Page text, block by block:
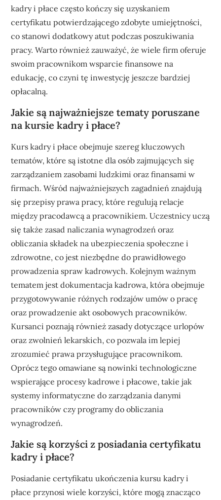
kadry i płace często kończy się uzyskaniem
certyfikatu potwierdzającego zdobyte umiejętności,
co stanowi dodatkowy atut podczas poszukiwania
pracy. Warto również zauważyć, że wiele firm oferuje
swoim pracownikom wsparcie finansowe na
edukację, co czyni tę inwestycję jeszcze bardziej
opłacalną.
Jakie są najważniejsze tematy poruszane
na kursie kadry i płace?
Kurs kadry i płace obejmuje szereg kluczowych
tematów, które są istotne dla osób zajmujących się
zarządzaniem zasobami ludzkimi oraz finansami w
firmach. Wśród najważniejszych zagadnień znajdują
się przepisy prawa pracy, które regulują relacje
między pracodawcą a pracownikiem. Uczestnicy uczą
się także zasad naliczania wynagrodzeń oraz
obliczania składek na ubezpieczenia społeczne i
zdrowotne, co jest niezbędne do prawidłowego
prowadzenia spraw kadrowych. Kolejnym ważnym
tematem jest dokumentacja kadrowa, która obejmuje
przygotowywanie różnych rodzajów umów o pracę
oraz prowadzenie akt osobowych pracowników.
Kursanci poznają również zasady dotyczące urlopów
oraz zwolnień lekarskich, co pozwala im lepiej
zrozumieć prawa przysługujące pracownikom.
Oprócz tego omawiane są nowinki technologiczne
wspierające procesy kadrowe i płacowe, takie jak
systemy informatyczne do zarządzania danymi
pracowników czy programy do obliczania
wynagrodzeń.
Jakie są korzyści z posiadania certyfikatu
kadry i płace?
Posiadanie certyfikatu ukończenia kursu kadry i
płace przynosi wiele korzyści, które mogą znacząco